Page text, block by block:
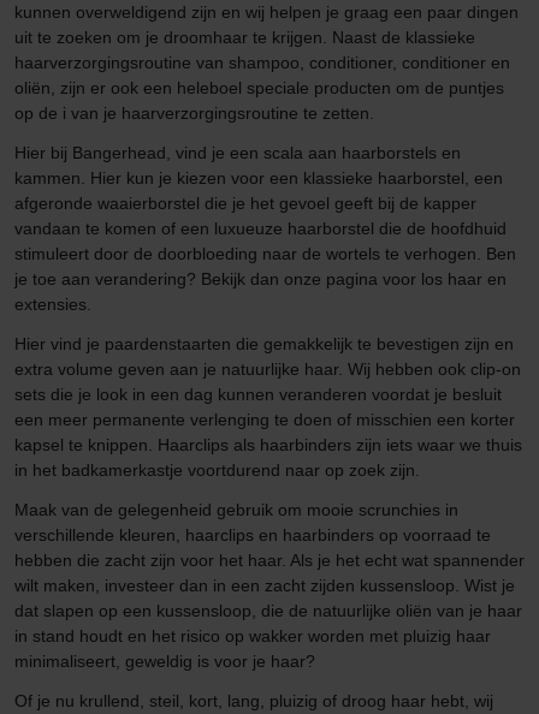
kunnen overweldigend zijn en wij helpen je graag een paar dingen
uit te zoeken om je droomhaar te krijgen. Naast de klassieke
haarverzorgingsroutine van shampoo, conditioner, conditioner en
oliën, zijn er ook een heleboel speciale producten om de puntjes
op de i van je haarverzorgingsroutine te zetten.
Hier bij Bangerhead, vind je een scala aan haarborstels en
kammen. Hier kun je kiezen voor een klassieke haarborstel, een
afgeronde waaierborstel die je het gevoel geeft bij de kapper
vandaan te komen of een luxueuze haarborstel die de hoofdhuid
stimuleert door de doorbloeding naar de wortels te verhogen. Ben
je toe aan verandering? Bekijk dan onze pagina voor los haar en
extensies.
Hier vind je paardenstaarten die gemakkelijk te bevestigen zijn en
extra volume geven aan je natuurlijke haar. Wij hebben ook clip-on
sets die je look in een dag kunnen veranderen voordat je besluit
een meer permanente verlenging te doen of misschien een korter
kapsel te knippen. Haarclips als haarbinders zijn iets waar we thuis
in het badkamerkastje voortdurend naar op zoek zijn.
Maak van de gelegenheid gebruik om mooie scrunchies in
verschillende kleuren, haarclips en haarbinders op voorraad te
hebben die zacht zijn voor het haar. Als je het echt wat spannender
wilt maken, investeer dan in een zacht zijden kussensloop. Wist je
dat slapen op een kussensloop, die de natuurlijke oliën van je haar
in stand houdt en het risico op wakker worden met pluizig haar
minimaliseert, geweldig is voor je haar?
Of je nu krullend, steil, kort, lang, pluizig of droog haar hebt, wij